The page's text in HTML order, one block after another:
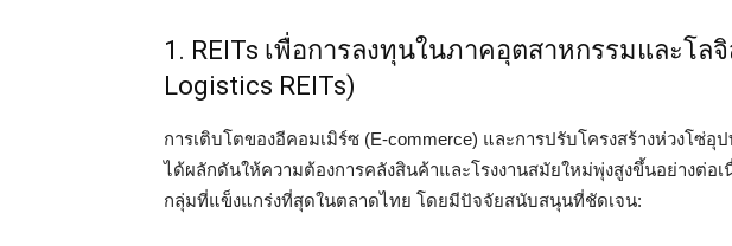
1. REITs เพื่อการลงทุนในภาคอุตสาหกรรมและโล
Logistics REITs)
การเติบโตของอีคอมเมิร์ซ (E-commerce) และการปรับโครงสร้างห่วงโซ่อุป
ได้ผลักดันให้ความต้องการคลังสินค้าและโรงงานสมัยใหม่พุ่งสูงขึ้นอย่างต่อเ
กลุ่มที่แข็งแกร่งที่สุดในตลาดไทย โดยมีปัจจัยสนับสนุนที่ชัดเจน: